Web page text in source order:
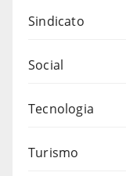
Sindicato
Social
Tecnologia
Turismo